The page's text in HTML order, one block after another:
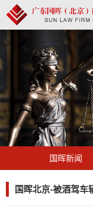
国晖新闻
国晖北京-被酒驾车